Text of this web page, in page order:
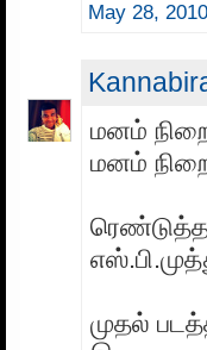
May 28,
மனம்
மனம்
முதல்